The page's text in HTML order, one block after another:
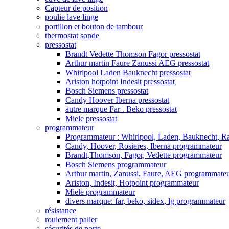
Capteur de position
poulie lave linge
portillon et bouton de tambour
thermostat sonde
pressostat
Brandt Vedette Thomson Fagor pressostat
Arthur martin Faure Zanussi AEG pressostat
Whirlpool Laden Bauknecht pressostat
Ariston hotpoint Indesit pressostat
Bosch Siemens pressostat
Candy Hoover Iberna pressostat
autre marque Far . Beko pressostat
Miele pressostat
programmateur
Programmateur : Whirlpool, Laden, Bauknecht,
Candy, Hoover, Rosieres, Iberna programmateur
Brandt,Thomson, Fagor, Vedette programmateur
Bosch Siemens programmateur
Arthur martin, Zanussi, Faure, AEG
Ariston, Indesit, Hotpoint programmateur
Miele programmateur
divers marque: far, beko, sidex, lg programmateur
résistance
roulement palier